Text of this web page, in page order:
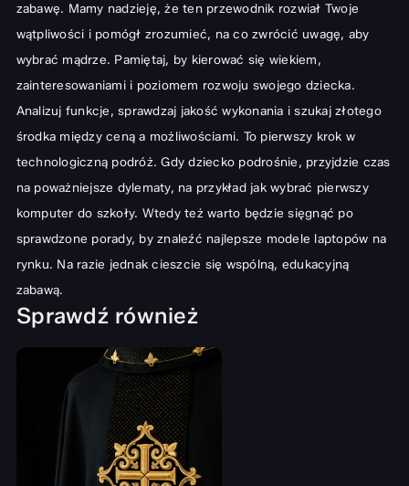
zabawę. Mamy nadzieję, że ten przewodnik rozwiał Twoje
wątpliwości i pomógł zrozumieć, na co zwrócić uwagę, aby
wybrać mądrze. Pamiętaj, by kierować się wiekiem,
zainteresowaniami i poziomem rozwoju swojego dziecka.
Analizuj funkcje, sprawdzaj jakość wykonania i szukaj złotego
środka między ceną a możliwościami. To pierwszy krok w
technologiczną podróż. Gdy dziecko podrośnie, przyjdzie czas
na poważniejsze dylematy, na przykład jak wybrać pierwszy
komputer do szkoły. Wtedy też warto będzie sięgnąć po
sprawdzone porady, by znaleźć najlepsze modele laptopów na
rynku. Na razie jednak cieszcie się wspólną, edukacyjną
zabawą.
Sprawdź również